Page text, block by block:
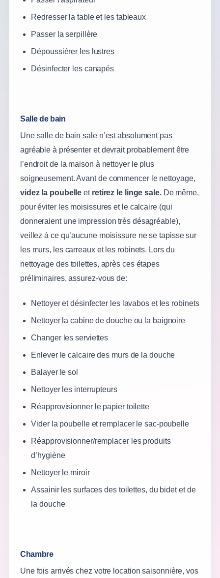
Redresser la table et les tableaux
Passer la serpillère
Dépoussiérer les lustres
Désinfecter les canapés
Salle de bain
Une salle de bain sale n’est absolument pas
agréable à présenter et devrait probablement être
l’endroit de la maison à nettoyer le plus
soigneusement. Avant de commencer le nettoyage,
videz la poubelle et retirez le linge sale.De même,
pour éviter les moisissures et le calcaire (qui
donneraient une impression très désagréable),
veillez à ce qu’aucune moisissure ne se tapisse sur
les murs, les carreaux et les robinets. Lors du
nettoyage des toilettes, après ces étapes
préliminaires, assurez-vous de:
Nettoyer et désinfecter les lavabos et les robinets
Nettoyer la cabine de douche ou la baignoire
Changer les serviettes
Enlever le calcaire des murs de la douche
Balayer le sol
Nettoyer les interrupteurs
Réapprovisionner le papier toilette
Vider la poubelle et remplacer le sac-poubelle
Réapprovisionner/remplacer les produits
d’hygiène
Nettoyer le miroir
Assainir les surfaces des toilettes, du bidet et de
la douche
Chambre
Une fois arrivés chez votre location saisonnière, vos